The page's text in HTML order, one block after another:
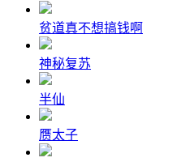
贫道真不想搞钱啊
神秘复苏
半仙
赝太子